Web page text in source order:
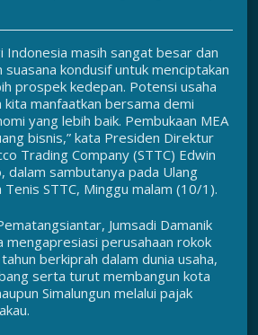
Indonesia masih sangat besar dan
kondusif untuk menciptakan
prospek kedepan. Potensi usaha
manfaatkan bersama demi
yang lebih baik. Pembukaan MEA
bisnis,” kata Presiden Direktur
Trading Company (STTC) Edwin
dalam sambutanya pada Ulang
Tenis STTC, Minggu malam (10/1).
Jumsadi Damanik
mengapresiasi perusahaan rokok
berkiprah dalam dunia usaha,
serta turut membangun kota
Simalungun melalui pajak